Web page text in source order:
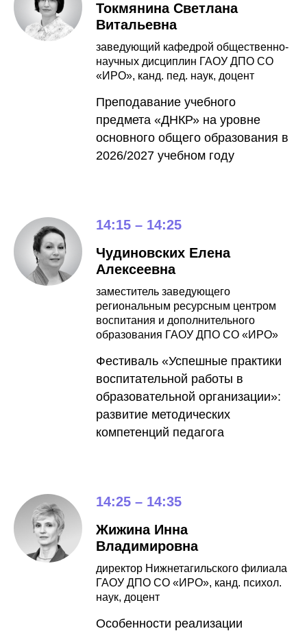
Токмянина Светлана
Витальевна
заведующий кафедрой общественно-
научных дисциплин ГАОУ ДПО СО
«ИРО», канд. пед. наук, доцент
Преподавание учебного
предмета «ДНКР» на уровне
основного общего образования в
2026/2027 учебном году
14:15 – 14:25
Чудиновских Елена
Алексеевна
заместитель заведующего
региональным ресурсным центром
воспитания и дополнительного
образования ГАОУ ДПО СО «ИРО»
Фестиваль «Успешные практики
воспитательной работы в
образовательной организации»:
развитие методических
компетенций педагога
14:25 – 14:35
Жижина Инна
Владимировна
директор Нижнетагильского филиала
ГАОУ ДПО СО «ИРО», канд. психол.
наук, доцент
Особенности реализации